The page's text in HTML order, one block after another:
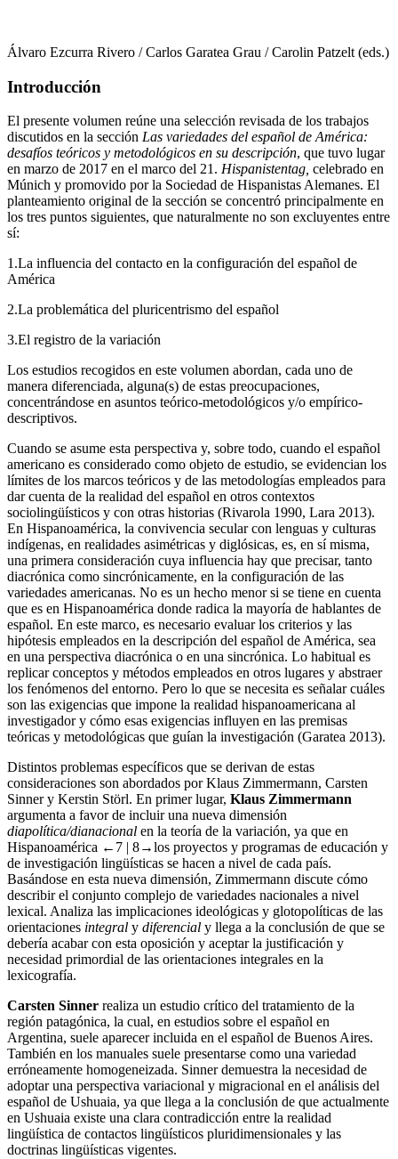
Álvaro Ezcurra Rivero / Carlos Garatea Grau / Carolin Patzelt (eds.)
Introducción
El presente volumen reúne una selección revisada de los trabajos
discutidos en la sección Las variedades del español de América:
desafíos teóricos y metodológicos en su descripción, que tuvo lugar
en marzo de 2017 en el marco del 21. Hispanistentag, celebrado en
Múnich y promovido por la Sociedad de Hispanistas Alemanes. El
planteamiento original de la sección se concentró principalmente en
los tres puntos siguientes, que naturalmente no son excluyentes entre
sí:
1.La influencia del contacto en la configuración del español de
América
2.La problemática del pluricentrismo del español
3.El registro de la variación
Los estudios recogidos en este volumen abordan, cada uno de
manera diferenciada, alguna(s) de estas preocupaciones,
concentrándose en asuntos teórico-metodológicos y/o empírico-
descriptivos.
Cuando se asume esta perspectiva y, sobre todo, cuando el español
americano es considerado como objeto de estudio, se evidencian los
límites de los marcos teóricos y de las metodologías empleados para
dar cuenta de la realidad del español en otros contextos
sociolingüísticos y con otras historias (Rivarola 1990, Lara 2013).
En Hispanoamérica, la convivencia secular con lenguas y culturas
indígenas, en realidades asimétricas y diglósicas, es, en sí misma,
una primera consideración cuya influencia hay que precisar, tanto
diacrónica como sincrónicamente, en la configuración de las
variedades americanas. No es un hecho menor si se tiene en cuenta
que es en Hispanoamérica donde radica la mayoría de hablantes de
español. En este marco, es necesario evaluar los criterios y las
hipótesis empleados en la descripción del español de América, sea
en una perspectiva diacrónica o en una sincrónica. Lo habitual es
replicar conceptos y métodos empleados en otros lugares y abstraer
los fenómenos del entorno. Pero lo que se necesita es señalar cuáles
son las exigencias que impone la realidad hispanoamericana al
investigador y cómo esas exigencias influyen en las premisas
teóricas y metodológicas que guían la investigación (Garatea 2013).
Distintos problemas específicos que se derivan de estas
consideraciones son abordados por Klaus Zimmermann, Carsten
Sinner y Kerstin Störl. En primer lugar, Klaus Zimmermann
argumenta a favor de incluir una nueva dimensión
diapolítica/dianacional en la teoría de la variación, ya que en
Hispanoamérica ←7 | 8→los proyectos y programas de educación y
de investigación lingüísticas se hacen a nivel de cada país.
Basándose en esta nueva dimensión, Zimmermann discute cómo
describir el conjunto complejo de variedades nacionales a nivel
lexical. Analiza las implicaciones ideológicas y glotopolíticas de las
orientaciones integral y diferencial y llega a la conclusión de que se
debería acabar con esta oposición y aceptar la justificación y
necesidad primordial de las orientaciones integrales en la
lexicografía.
Carsten Sinner realiza un estudio crítico del tratamiento de la
región patagónica, la cual, en estudios sobre el español en
Argentina, suele aparecer incluida en el español de Buenos Aires.
También en los manuales suele presentarse como una variedad
erróneamente homogeneizada. Sinner demuestra la necesidad de
adoptar una perspectiva variacional y migracional en el análisis del
español de Ushuaia, ya que llega a la conclusión de que actualmente
en Ushuaia existe una clara contradicción entre la realidad
lingüística de contactos lingüísticos pluridimensionales y las
doctrinas lingüísticas vigentes.